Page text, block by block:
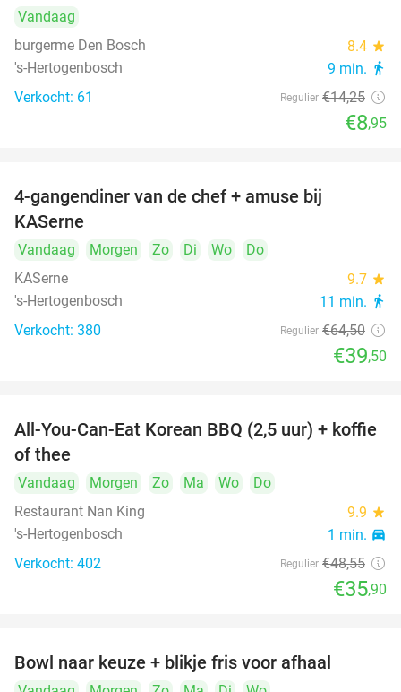
Vandaag
burgerme Den Bosch
8.4 star
's-Hertogenbosch 9 min. directions_walk
Verkocht: 61 Regulier €14,25
€8,95
4-gangendiner van de chef + amuse bij
KASerne
Vandaag Morgen Zo Di Wo
Do
KASerne
9.7 star
's-Hertogenbosch 11 min. directions_walk
Verkocht: 380 Regulier €64,50
€39,50
26%
All-You-Can-Eat Korean BBQ (2,5 uur) + koffie
of thee
Vandaag Morgen Zo Ma Wo
Do
Restaurant Nan King
9.9 star
's-Hertogenbosch 1 min. directions_car
Verkocht: 402 Regulier €48,55
€35,90
Bowl naar keuze + blikje fris voor afhaal